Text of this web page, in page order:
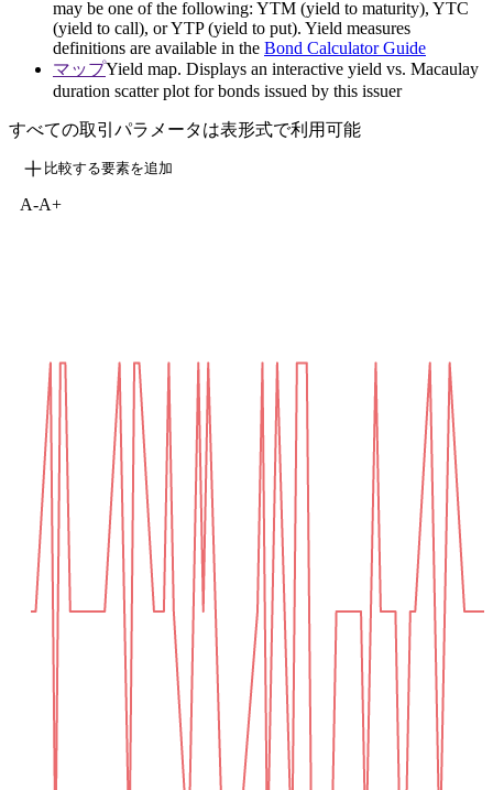
may be one of the following: YTM (yield to maturity), YTC
(yield to call), or YTP (yield to put). Yield measures
definitions are available in the Bond Calculator Guide
マップYield map. Displays an interactive yield vs. Macaulay
duration scatter plot for bonds issued by this issuer
すべての取引パラメータは表形式で利用可能
比較する要素を追加